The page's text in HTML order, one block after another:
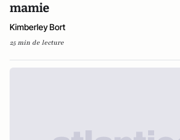
mamie
Kimberley Bort
25 min de lecture